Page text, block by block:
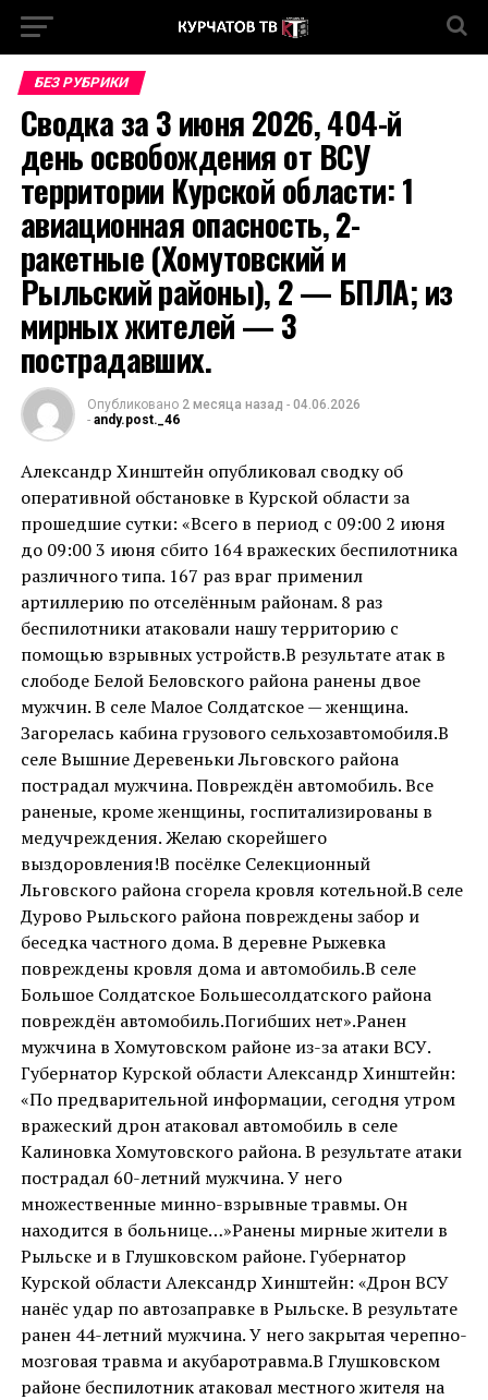
БЕЗ РУБРИКИ
Сводка за 3 июня 2026, 404-й
день освобождения от ВСУ
территории Курской области: 1
авиационная опасность, 2-
ракетные (Хомутовский и
Рыльский районы), 2 — БПЛА; из
мирных жителей — 3
пострадавших.
Опубликовано 2 месяца назад - 04.06.2026
- andy.post._46
Александр Хинштейн опубликовал сводку об
оперативной обстановке в Курской области за
прошедшие сутки: «Всего в период с 09:00 2 июня
до 09:00 3 июня сбито 164 вражеских беспилотника
различного типа. 167 раз враг применил
артиллерию по отселённым районам. 8 раз
беспилотники атаковали нашу территорию с
помощью взрывных устройств.В результате атак в
слободе Белой Беловского района ранены двое
мужчин. В селе Малое Солдатское — женщина.
Загорелась кабина грузового сельхозавтомобиля.В
селе Вышние Деревеньки Льговского района
пострадал мужчина. Повреждён автомобиль. Все
раненые, кроме женщины, госпитализированы в
медучреждения. Желаю скорейшего
выздоровления!В посёлке Селекционный
Льговского района сгорела кровля котельной.В селе
Дурово Рыльского района повреждены забор и
беседка частного дома. В деревне Рыжевка
повреждены кровля дома и автомобиль.В селе
Большое Солдатское Большесолдатского района
повреждён автомобиль.Погибших нет».Ранен
мужчина в Хомутовском районе из-за атаки ВСУ.
Губернатор Курской области Александр Хинштейн:
«По предварительной информации, сегодня утром
вражеский дрон атаковал автомобиль в селе
Калиновка Хомутовского района. В результате атаки
пострадал 60-летний мужчина. У него
множественные минно-взрывные травмы. Он
находится в больнице…»Ранены мирные жители в
Рыльске и в Глушковском районе. Губернатор
Курской области Александр Хинштейн: «Дрон ВСУ
нанёс удар по автозаправке в Рыльске. В результате
ранен 44-летний мужчина. У него закрытая черепно-
мозговая травма и акубаротравма.В Глушковском
районе беспилотник атаковал местного жителя на